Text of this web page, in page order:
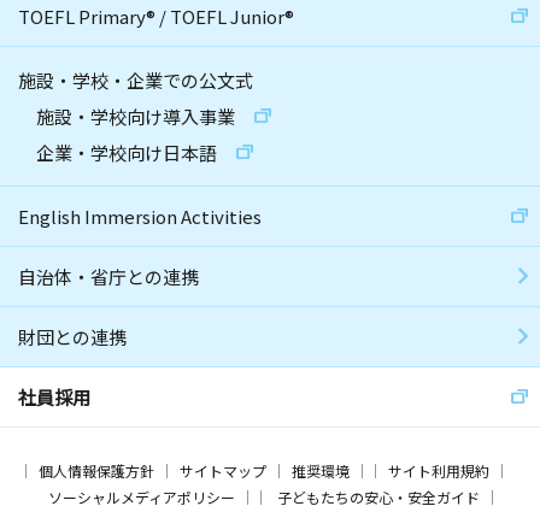
TOEFL Primary® /TOEFL Junior®
施設・学校・企業での公文式
施設・学校向け導入事業
企業・学校向け日本語
English Immersion Activities
自治体・省庁との連携
財団との連携
社員採用
個人情報保護方針 サイトマップ 推奨環境
サイト利用規約
ソーシャルメディアポリシー
子どもたちの安心・安全ガイド